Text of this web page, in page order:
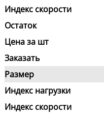
Индекс скорости
Остаток
Цена за шт
Заказать
Размер
Индекс нагрузки
Индекс скорости